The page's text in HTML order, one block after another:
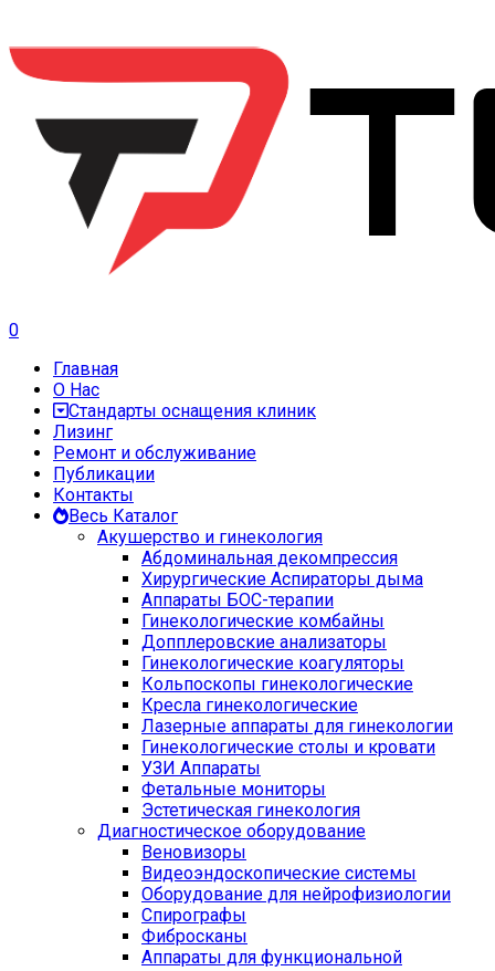
0
Главная
О Нас
Стандарты оснащения клиник
Лизинг
Ремонт и обслуживание
Публикации
Контакты
Весь Каталог
Акушерство и гинекология
Абдоминальная декомпрессия
Хирургические Аспираторы дыма
Аппараты БОС-терапии
Гинекологические комбайны
Допплеровские анализаторы
Гинекологические коагуляторы
Кольпоскопы гинекологические
Кресла гинекологические
Лазерные аппараты для гинекологии
Гинекологические столы и кровати
УЗИ Аппараты
Фетальные мониторы
Эстетическая гинекология
Диагностическое оборудование
Веновизоры
Видеоэндоскопические системы
Оборудование для нейрофизиологии
Спирографы
Фибросканы
Аппараты для функциональной